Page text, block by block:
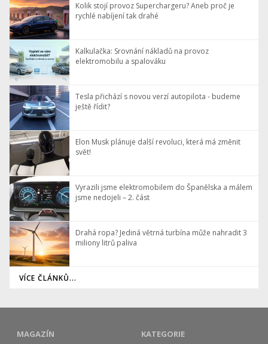
Kolik stojí provoz Superchargeru? Aneb proč je
rychlé nabíjení tak drahé
Kalkulačka: Srovnání nákladů na provoz
elektromobilu a spalováku
Tesla přichází s novou verzí autopilota - budeme
ještě řídit?
Elon Musk plánuje další revoluci, která má změnit
svět!
Vyrazili jsme elektromobilem do Španělska a málem
jsme nedojeli – 2. část
Drahá ropa? Jediná větrná turbína může nahradit 3
miliony litrů paliva
VÍCE ČLÁNKŮ...
MAGAZÍN
KATEGORIE